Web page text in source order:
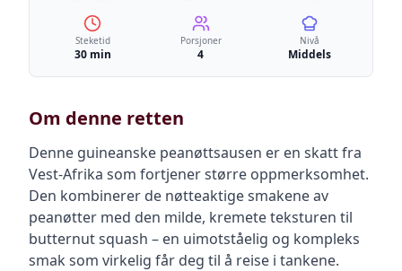
Steketid
30 min
Porsjoner
4
Nivå
Middels
Om denne retten
Denne guineanske peanøttsausen er en skatt fra
Vest-Afrika som fortjener større oppmerksomhet.
Den kombinerer de nøtteaktige smakene av
peanøtter med den milde, kremete teksturen til
butternut squash – en uimotståelig og kompleks
smak som virkelig får deg til å reise i tankene.